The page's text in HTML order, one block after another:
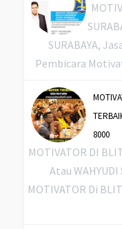
SURABAYA,
Pembicara
8000
MOTIVATOR DI
Atau
MOTIVATOR Di